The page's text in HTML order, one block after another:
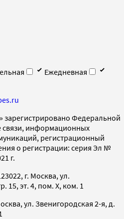
Ежедневная
» зарегистрировано Федеральной
связи, информационных
регистрационный
о регистрации: серия Эл №
г.
г. Москва, ул.
15, эт. 4, пом. X, ком. 1
ул. Звенигородская 2-я, д.